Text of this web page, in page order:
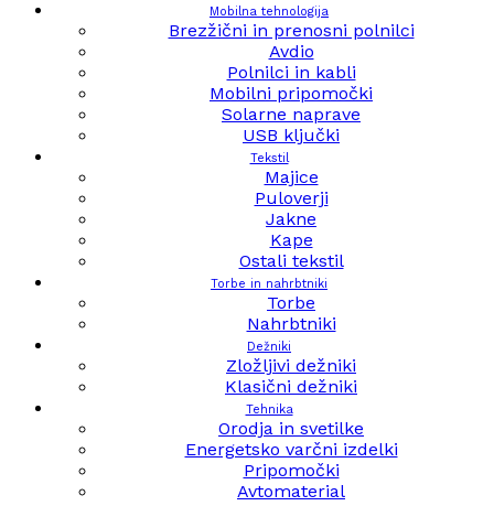
Mobilna tehnologija
Brezžični in prenosni polnilci
Avdio
Polnilci in kabli
Mobilni pripomočki
Solarne naprave
USB ključki
Tekstil
Majice
Puloverji
Jakne
Kape
Ostali tekstil
Torbe in nahrbtniki
Torbe
Nahrbtniki
Dežniki
Zložljivi dežniki
Klasični dežniki
Tehnika
Orodja in svetilke
Energetsko varčni izdelki
Pripomočki
Avtomaterial